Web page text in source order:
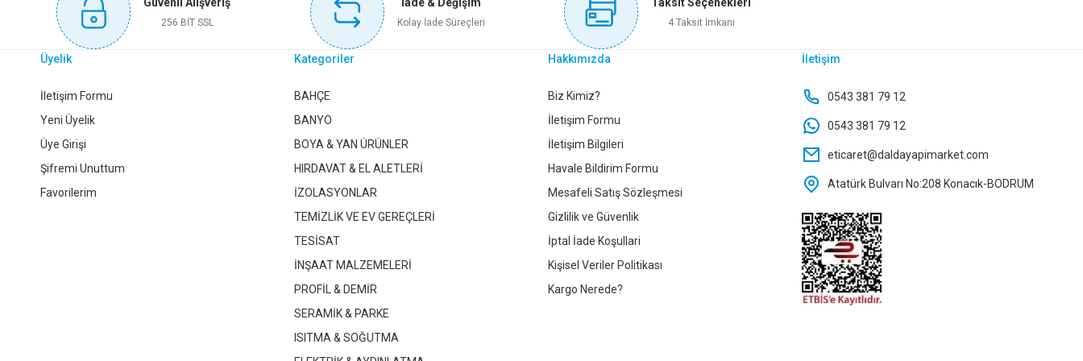
Gönder
Sepete Ekle Sepete Ekle Sepete Ekle Sepete Ekle
138,25 TL
Sepete Ekle
79,20 TL
Sepete Ekle
256 BİT SSL Kolay İade Süreçleri 4 Taksit İmkanı
Üyelik
İletişim Formu
Yeni Üyelik
Üye Girişi
Şifremi Unuttum
Favorilerim
Kategoriler
BAHÇE
BANYO
BOYA & YAN ÜRÜNLER
HIRDAVAT & EL ALETLERİ
İZOLASYONLAR
TEMİZLİK VE EV GEREÇLERİ
TESİSAT
İNŞAAT MALZEMELERİ
PROFİL & DEMİR
SERAMİK & PARKE
ISITMA & SOĞUTMA
Hakkımızda
Biz Kimiz?
İletişim Formu
İletişim Bilgileri
Havale Bildirim Formu
Mesafeli Satış Sözleşmesi
Gizlilik ve Güvenlik
İptal İade Koşullari
Kişisel Veriler Politikası
Kargo Nerede?
İletişim
0543 381 79 12
0543 381 79 12
eticaret@daldayapimarket.com
Atatürk Bulvarı No:208 Konacık-BODRUM